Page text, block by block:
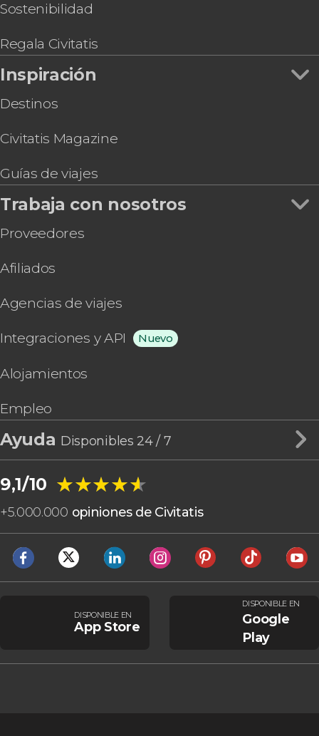
Sostenibilidad
Regala Civitatis
Inspiración
Destinos
Civitatis Magazine
Guías de viajes
Trabaja con nosotros
Proveedores
Afiliados
Agencias de viajes
Integraciones y API Nuevo
Alojamientos
Empleo
Ayuda Disponibles 24 / 7
9,1/10 ★★★★★
★★★★★
+5.000.000 opiniones de Civitatis
DISPONIBLE EN
App Store
DISPONIBLE EN
Google
Play